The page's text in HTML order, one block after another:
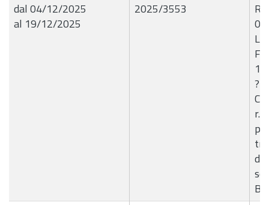
dal 04/12/2025
al 19/12/2025
2025/3553